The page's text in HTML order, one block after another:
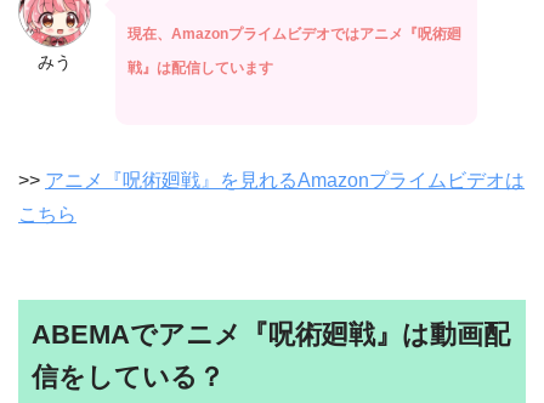
みう
現在、Amazonプライムビデオではアニメ『呪術廻
戦』は配信しています
>> アニメ『呪術廻戦』を見れるAmazonプライムビデオは
こちら
ABEMAでアニメ『呪術廻戦』は動画配
信をしている？